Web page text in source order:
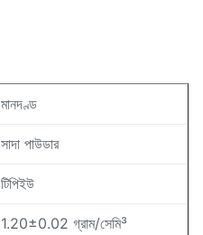
মানদণ্ড
সাদা পাউডার
টিপিইউ
1.20±0.02 গ্রাম/সেমি³